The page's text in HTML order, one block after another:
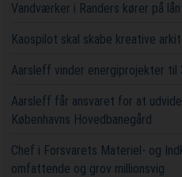
Vandværker i Randers kører på
Kaospilot skal skabe kreative
Aarsleff vinder energiprojekter til
Aarsleff får ansvaret for at
Københavns Hovedbanegård
Chef i Forsvarets Materiel- og
omfattende og grov millionsvig